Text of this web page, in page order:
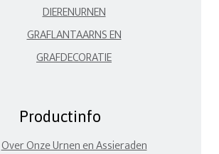
DIERENURNEN
GRAFLANTAARNS EN
GRAFDECORATIE
Productinfo
Over Onze Urnen en Assieraden